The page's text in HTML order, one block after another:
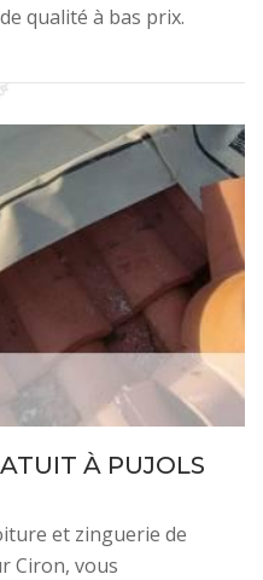
qualité à bas prix.
À PUJOLS
et zinguerie de
Ciron, vous